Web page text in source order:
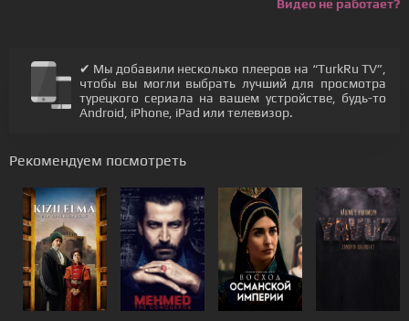
Видео не работает?
✔ Мы добавили несколько плееров на “TurkRu TV”,
чтобы вы могли выбрать лучший для просмотра
турецкого сериала на вашем устройстве, будь-то
Android, iPhone, iPad или телевизор.
Рекомендуем посмотреть